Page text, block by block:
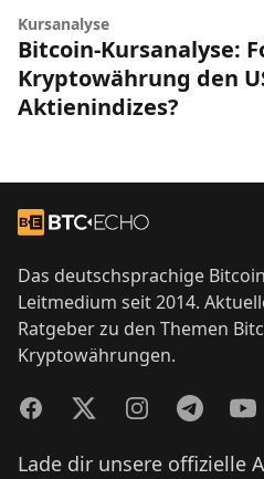
Kursanalyse
Bitcoin-Kursanalyse:
Kryptowährung den
Aktienindizes?
Zur Startseite
Das deutschsprachige
Leitmedium seit 2014.
Ratgeber zu den Themen
Kryptowährungen.
FacebookTwitterInstagramTelegram
Lade dir unsere offizielle